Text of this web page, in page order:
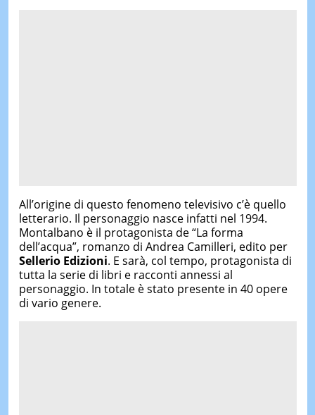
All’origine di questo fenomeno televisivo c’è quello
letterario. Il personaggio nasce infatti nel 1994.
Montalbano è il protagonista de “La forma
dell’acqua”, romanzo di Andrea Camilleri, edito per
Sellerio Edizioni. E sarà, col tempo, protagonista di
tutta la serie di libri e racconti annessi al
personaggio. In totale è stato presente in 40 opere
di vario genere.